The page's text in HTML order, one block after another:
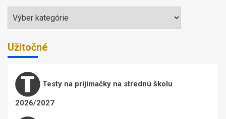
Témy
Užitočné
Testy na prijímačky na strednú školu
2026/2027